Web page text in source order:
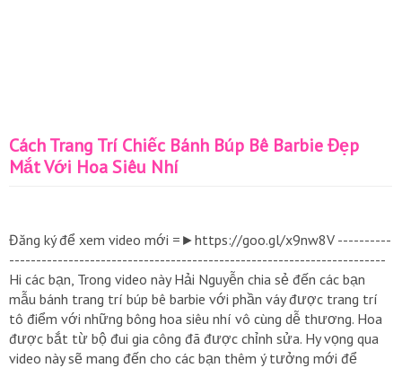
Cách Trang Trí Chiếc Bánh Búp Bê Barbie Đẹp
Mắt Với Hoa Siêu Nhí
Đăng ký để xem video mới =►https://goo.gl/x9nw8V ----------
----------------------------------------------------------------------
Hi các bạn, Trong video này Hải Nguyễn chia sẻ đến các bạn
mẫu bánh trang trí búp bê barbie với phần váy được trang trí
tô điểm với những bông hoa siêu nhí vô cùng dễ thương. Hoa
được bắt từ bộ đui gia công đã được chỉnh sửa. Hy vọng qua
video này sẽ mang đến cho các bạn thêm ý tưởng mới để